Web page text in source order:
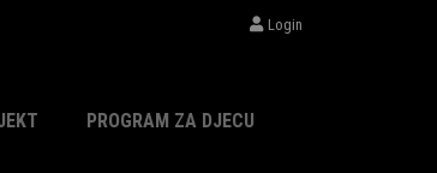
Login
PROGRAM ZA DJECU